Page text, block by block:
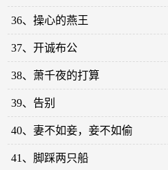
36、操心的燕王
37、开诚布公
38、萧千夜的打算
39、告别
40、妻不如妾，妾不如偷
41、脚踩两只船